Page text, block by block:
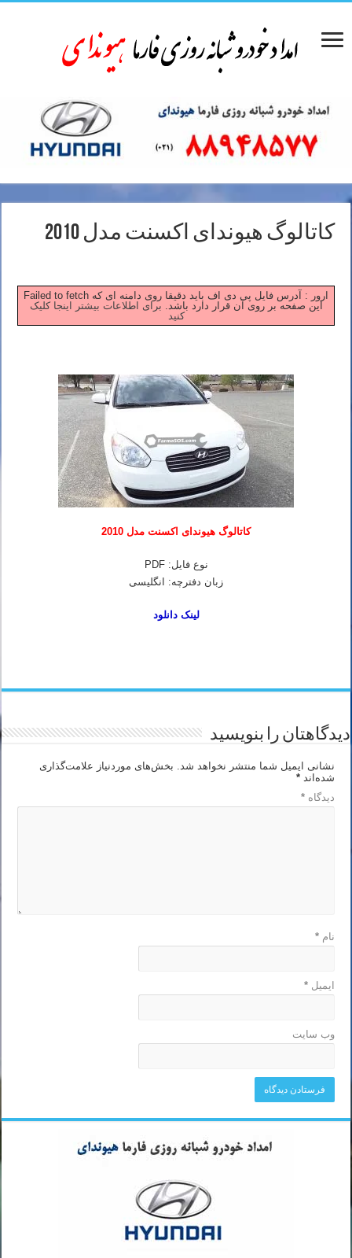
کاتالوگ هیوندای اکسنت مدل 2010
Failed to fetch ارور : آدرس فایل پی دی اف باید دقیقا روی دامنه ای که
این صفحه بر روی آن قرار دارد باشد. برای اطلاعات بیشتر اینجا کلیک
کنید
کاتالوگ هیوندای اکسنت مدل 2010
نوع فایل: PDF
زبان دفترچه: انگلیسی
لینک دانلود
دیدگاهتان را بنویسید
نشانی ایمیل شما منتشر نخواهد شد.
بخش‌های موردنیاز علامت‌گذاری
شده‌اند*
دیدگاه*
نام*
ایمیل*
وب‌ سایت